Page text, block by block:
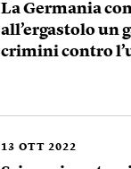
La Germania
all’ergastolo un
crimini contro
13 OTT 2022